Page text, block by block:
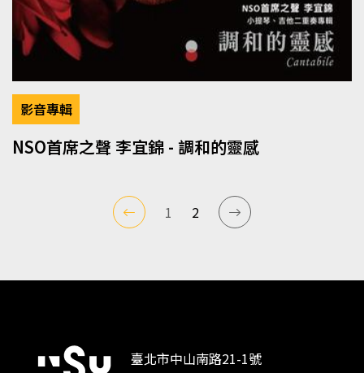
影音專輯
NSO首席之聲 李宜錦 - 調和的靈感
1 2
臺北市中山南路21-1號